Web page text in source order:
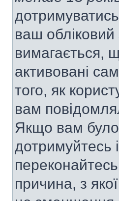
ваш
вимагається,
активовані
того, як
вам
Якщо вам
дотримуйтесь
причина, з